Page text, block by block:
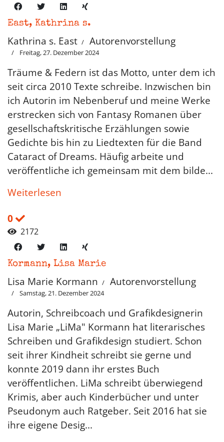
East, Kathrina s.
Kathrina s. East Autorenvorstellung
Freitag, 27. Dezember 2024
Träume & Federn ist das Motto, unter dem ich
seit circa 2010 Texte schreibe. Inzwischen bin
ich Autorin im Nebenberuf und meine Werke
erstrecken sich von Fantasy Romanen über
gesellschaftskritische Erzählungen sowie
Gedichte bis hin zu Liedtexten für die Band
Cataract of Dreams. Häufig arbeite und
veröffentliche ich gemeinsam mit dem bilde...
Weiterlesen
0
2172
Kormann, Lisa Marie
Lisa Marie Kormann Autorenvorstellung
Samstag, 21. Dezember 2024
Autorin, Schreibcoach und Grafikdesignerin
Lisa Marie „LiMa" Kormann hat literarisches
Schreiben und Grafikdesign studiert. Schon
seit ihrer Kindheit schreibt sie gerne und
konnte 2019 dann ihr erstes Buch
veröffentlichen. LiMa schreibt überwiegend
Krimis, aber auch Kinderbücher und unter
Pseudonym auch Ratgeber. Seit 2016 hat sie
ihre eigene Desig...